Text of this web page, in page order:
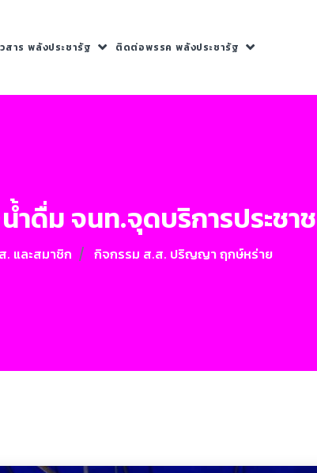
สาร พลังประชารัฐ ติดต่อพรรค พลังประชารัฐ
ม จนท.จุดบริการประชา
และสมาชิก กิจกรรม ส.ส. ปริญญา ฤกษ์หร่าย